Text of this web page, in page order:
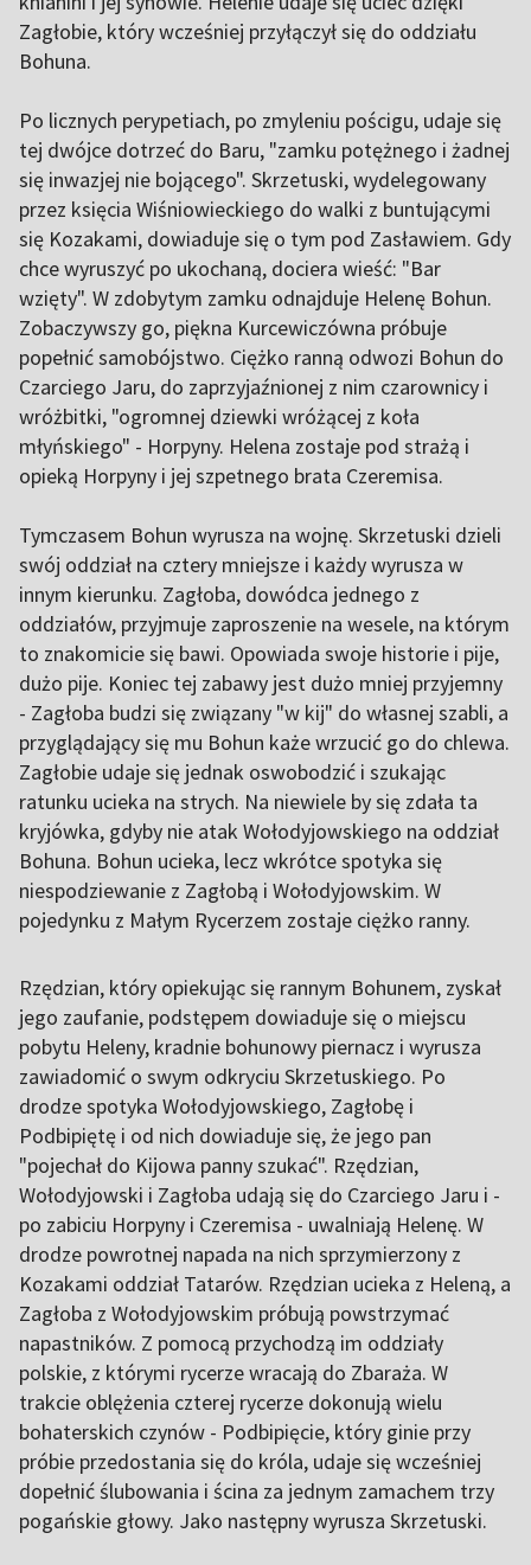
Zagłobie, który wcześniej przyłączył się do oddziału
Bohuna.
Po licznych perypetiach, po zmyleniu pościgu, udaje się
tej dwójce dotrzeć do Baru, "zamku potężnego i żadnej
się inwazjej nie bojącego". Skrzetuski, wydelegowany
przez księcia Wiśniowieckiego do walki z buntującymi
się Kozakami, dowiaduje się o tym pod Zasławiem. Gdy
chce wyruszyć po ukochaną, dociera wieść: "Bar
wzięty". W zdobytym zamku odnajduje Helenę Bohun.
Zobaczywszy go, piękna Kurcewiczówna próbuje
popełnić samobójstwo. Ciężko ranną odwozi Bohun do
Czarciego Jaru, do zaprzyjaźnionej z nim czarownicy i
wróżbitki, "ogromnej dziewki wróżącej z koła
młyńskiego" - Horpyny. Helena zostaje pod strażą i
opieką Horpyny i jej szpetnego brata Czeremisa.
Tymczasem Bohun wyrusza na wojnę. Skrzetuski dzieli
swój oddział na cztery mniejsze i każdy wyrusza w
innym kierunku. Zagłoba, dowódca jednego z
oddziałów, przyjmuje zaproszenie na wesele, na którym
to znakomicie się bawi. Opowiada swoje historie i pije,
dużo pije. Koniec tej zabawy jest dużo mniej przyjemny
- Zagłoba budzi się związany "w kij" do własnej szabli, a
przyglądający się mu Bohun każe wrzucić go do chlewa.
Zagłobie udaje się jednak oswobodzić i szukając
ratunku ucieka na strych. Na niewiele by się zdała ta
kryjówka, gdyby nie atak Wołodyjowskiego na oddział
Bohuna. Bohun ucieka, lecz wkrótce spotyka się
niespodziewanie z Zagłobą i Wołodyjowskim. W
pojedynku z Małym Rycerzem zostaje ciężko ranny.
Rzędzian, który opiekując się rannym Bohunem, zyskał
jego zaufanie, podstępem dowiaduje się o miejscu
pobytu Heleny, kradnie bohunowy piernacz i wyrusza
zawiadomić o swym odkryciu Skrzetuskiego. Po
drodze spotyka Wołodyjowskiego, Zagłobę i
Podbipiętę i od nich dowiaduje się, że jego pan
"pojechał do Kijowa panny szukać". Rzędzian,
Wołodyjowski i Zagłoba udają się do Czarciego Jaru i -
po zabiciu Horpyny i Czeremisa - uwalniają Helenę. W
drodze powrotnej napada na nich sprzymierzony z
Kozakami oddział Tatarów. Rzędzian ucieka z Heleną, a
Zagłoba z Wołodyjowskim próbują powstrzymać
napastników. Z pomocą przychodzą im oddziały
polskie, z którymi rycerze wracają do Zbaraża. W
trakcie oblężenia czterej rycerze dokonują wielu
bohaterskich czynów - Podbipięcie, który ginie przy
próbie przedostania się do króla, udaje się wcześniej
dopełnić ślubowania i ścina za jednym zamachem trzy
pogańskie głowy. Jako następny wyrusza Skrzetuski.